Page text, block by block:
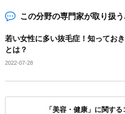
この分野の専門家が取り扱
若い女性に多い抜毛症！知ってお
とは？
2022-07-28
「美容・健康」に関す